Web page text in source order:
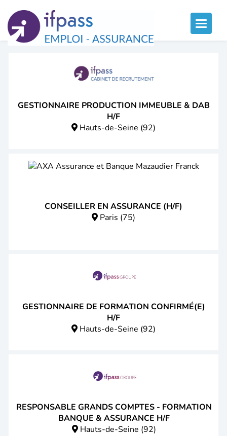
Toggle
GESTIONNAIRE PRODUCTION IMMEUBLE & DAB
H/F
Hauts-de-Seine (92)
CONSEILLER EN ASSURANCE (H/F)
Paris (75)
GESTIONNAIRE DE FORMATION CONFIRMÉ(E)
H/F
Hauts-de-Seine (92)
RESPONSABLE GRANDS COMPTES - FORMATION
BANQUE & ASSURANCE H/F
Hauts-de-Seine (92)